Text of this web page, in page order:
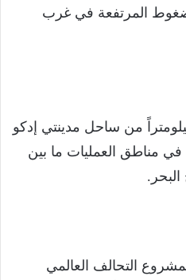
المرتفعة في غرب
المشروع على بُعد 65 كيلومتراً من ساحل مدينتي إدكو
في مناطق العمليات ما بين
التحالف العالمي